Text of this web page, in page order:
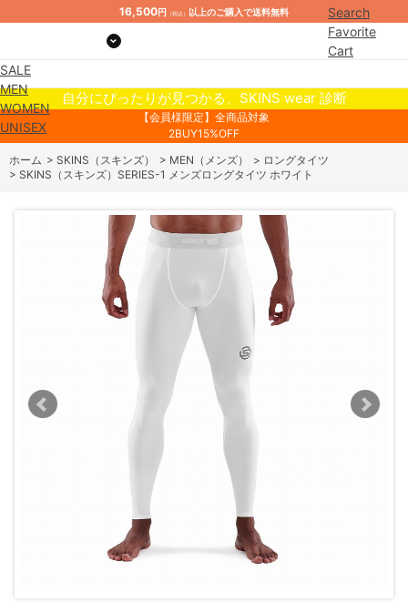
16,500円 （税込） 以上のご購入で送料無料
Search
Favorite
Cart
SALE
MEN
WOMEN
UNISEX
自分にぴったりが見つかる、SKINS wear 診断
【会員様限定】全商品対象
2BUY15%OFF
ホーム > SKINS（スキンズ） > MEN（メンズ） > ロングタイツ
> SKINS（スキンズ）SERIES-1 メンズロングタイツ ホワイト